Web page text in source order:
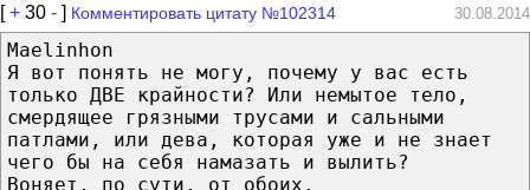
[+ 30 - ] Комментировать цитату №102314 30.08.2014
Maelinhon
Я вот понять не могу, почему у вас есть
только ДВЕ крайности? Или немытое тело,
смердящее грязными трусами и сальными
патлами, или дева, которая уже и не знает
чего бы на себя намазать и вылить?
Воняет, по сути, от обоих.